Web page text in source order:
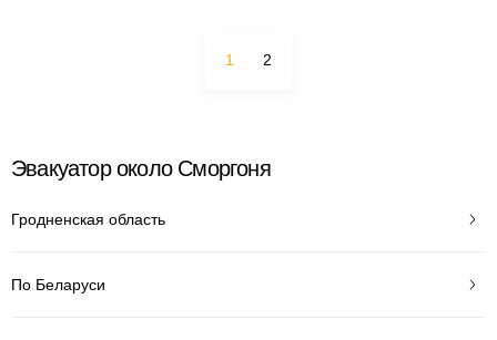
1 2
Эвакуатор около Сморгоня
Гродненская область
По Беларуси